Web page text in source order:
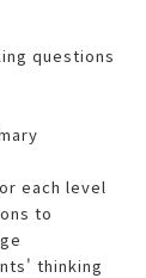
questions
each level
to
thinking